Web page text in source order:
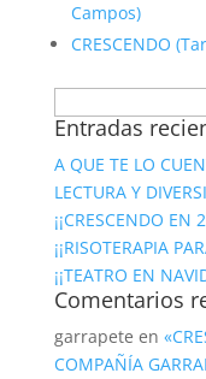
Campos)
CRESCENDO
Entradas
A QUE TE LO
LECTURA Y
¡¡CRESCENDO EN
¡¡RISOTERAPIA
¡¡TEATRO EN
Comentarios
garrapete en
COMPAÑÍA